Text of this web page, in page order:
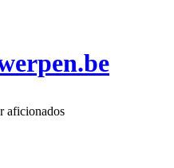
aficionados